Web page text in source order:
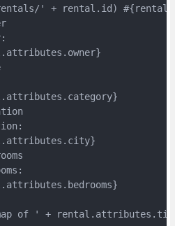
' + rental.id)
of ' +